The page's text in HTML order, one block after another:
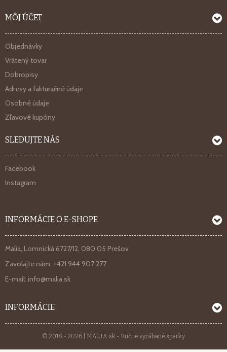
MÔJ ÚČET
Objednávky
Vrátený tovar
Dobropisy
Adresy a fakturačné údaje
Osobné údaje
Zľavové kupóny
SLEDUJTE NÁS
Facebook
Instagram
INFORMÁCIE O E-SHOPE
Malia, Lomnická 6727/12, 080 05 Prešov
Zavolajte nám: +421 944 907 277
E-mail: info@malia.sk
INFORMÁCIE
© 2018 - 2026 | MALIA.sk - Ručne vyrábané šperky